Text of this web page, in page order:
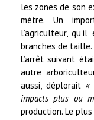
les zones de son
mètre. Un
l’agriculteur,
branches de taille.
L’arrêt suivant
autre
aussi, déplorait«
impacts plus ou
production. Le